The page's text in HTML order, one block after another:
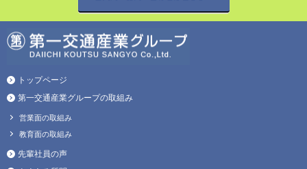
トップページ
第一交通産業グループの取組み
営業面の取組み
教育面の取組み
先輩社員の声